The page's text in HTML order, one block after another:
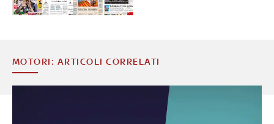
MOTORI: ARTICOLI CORRELATI